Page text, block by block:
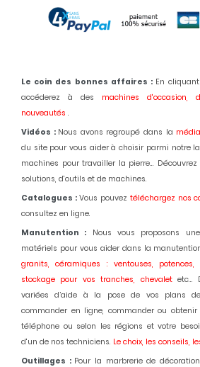
Le coin des bonnes affaires : En
accéderez à des machines d'occasion,
nouveautés .
Vidéos : Nous avons regroupé dans la
du site pour vous aider à choisir parmi notre
machines pour travailler la pierre...
solutions, d'outils et de machines.
Catalogues : Vous pouvez téléchargez nos
consultez en ligne.
Manutention : Nous vous proposons
matériels pour vous aider dans la
granits, céramiques : ventouses,
stockage pour vos tranches, chevalet etc...
variées d’aide à la pose de vos plans
commander en ligne, commander ou
téléphone ou selon les régions et votre
d'un de nos techniciens. Le choix, les conseils,
Outillages : Pour la marbrerie de